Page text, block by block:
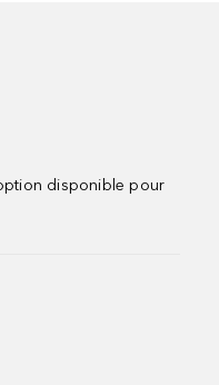
disponible pour